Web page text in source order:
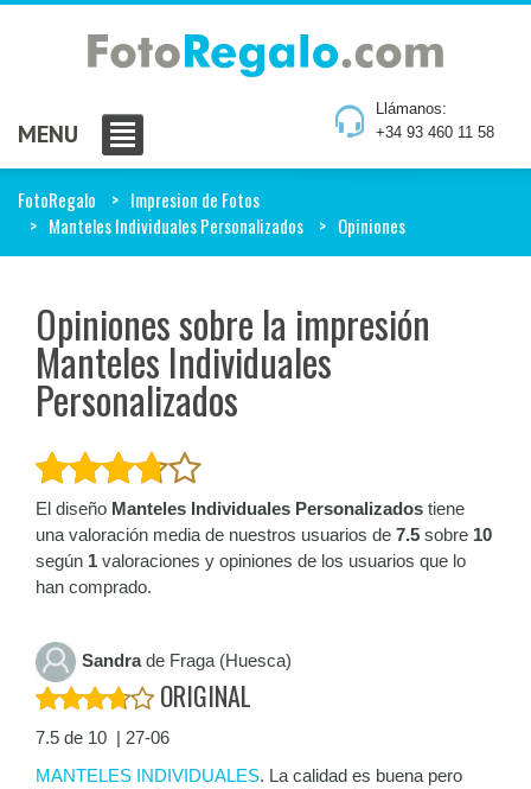
Llámanos:
+34 93 460 11 58
MENU
FotoRegalo
Impresion de Fotos
Manteles Individuales Personalizados
Opiniones
Opiniones sobre la impresión
Manteles Individuales
Personalizados
El diseño Manteles Individuales Personalizados tiene
una valoración media de nuestros usuarios de 7.5 sobre 10
según 1 valoraciones y opiniones de los usuarios que lo
han comprado.
Sandrade Fraga (Huesca)
ORIGINAL
7.5 de 10 | 27-06
MANTELES INDIVIDUALES. La calidad es buena pero